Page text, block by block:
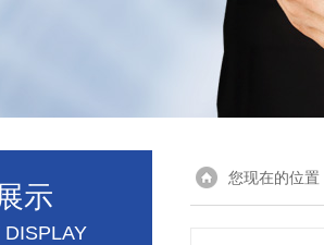
示
您现在的位置